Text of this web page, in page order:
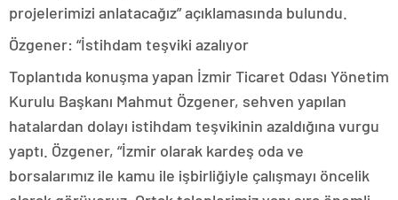
projelerimizi anlatacağız” açıklamasında bulundu.
Özgener: “İstihdam teşviki azalıyor
Toplantıda konuşma yapan İzmir Ticaret Odası Yönetim
Kurulu Başkanı Mahmut Özgener, sehven yapılan
hatalardan dolayı istihdam teşvikinin azaldığına vurgu
yaptı. Özgener, “İzmir olarak kardeş oda ve
borsalarımız ile kamu ile işbirliğiyle çalışmayı öncelik